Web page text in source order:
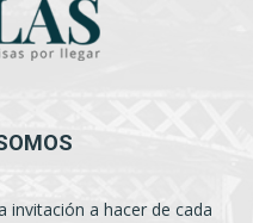
invitación a hacer de cada